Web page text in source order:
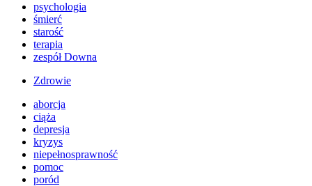
psychologia
śmierć
starość
terapia
zespół Downa
Zdrowie
aborcja
ciąża
depresja
kryzys
niepełnosprawność
pomoc
poród